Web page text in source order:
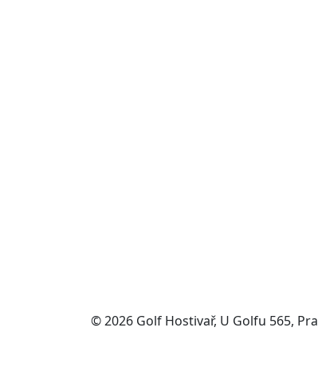
© 2026 Golf Hostivař, U Golfu 565,